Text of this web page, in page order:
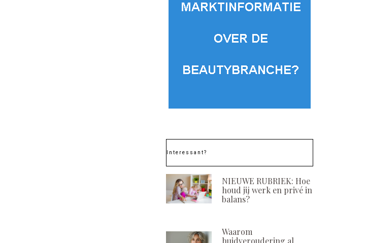
Interessant?
NIEUWE RUBRIEK: Hoe
houd jij werk en privé in
balans?
Waarom
huidveroudering al